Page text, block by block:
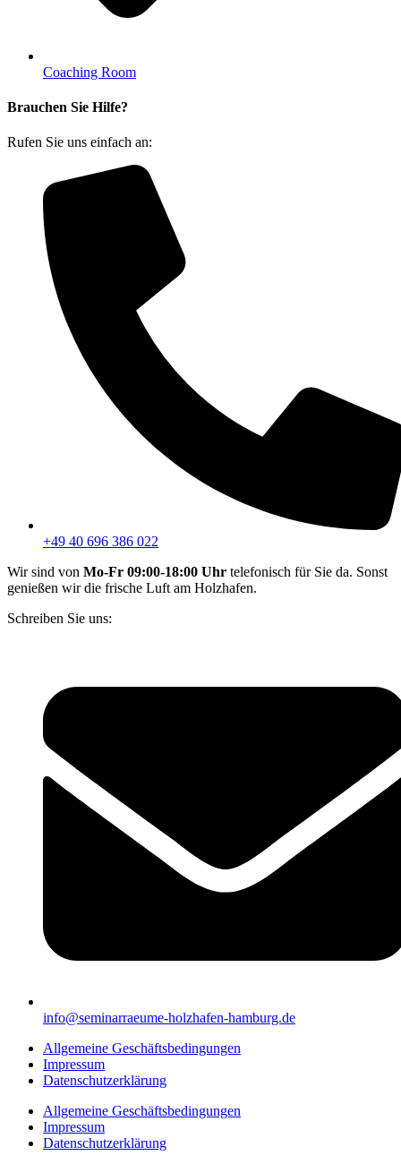
Coaching Room
Brauchen Sie Hilfe?
Rufen Sie uns einfach an:
+49 40 696 386 022
Wir sind von Mo-Fr 09:00-18:00 Uhr telefonisch für Sie da. Sonst
genießen wir die frische Luft am Holzhafen.
Schreiben Sie uns:
info@seminarraeume-holzhafen-hamburg.de
Allgemeine Geschäftsbedingungen
Impressum
Datenschutzerklärung
Allgemeine Geschäftsbedingungen
Impressum
Datenschutzerklärung